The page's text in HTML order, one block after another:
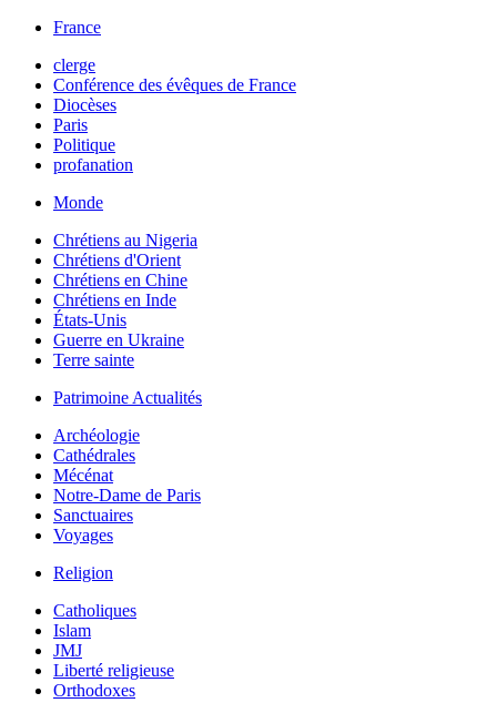
France
clerge
Conférence des évêques de France
Diocèses
Paris
Politique
profanation
Monde
Chrétiens au Nigeria
Chrétiens d'Orient
Chrétiens en Chine
Chrétiens en Inde
États-Unis
Guerre en Ukraine
Terre sainte
Patrimoine Actualités
Archéologie
Cathédrales
Mécénat
Notre-Dame de Paris
Sanctuaires
Voyages
Religion
Catholiques
Islam
JMJ
Liberté religieuse
Orthodoxes